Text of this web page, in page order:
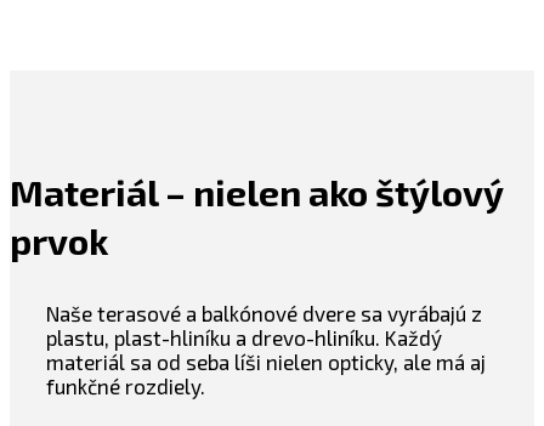
Materiál – nielen ako štýlový
prvok
Naše terasové a balkónové dvere sa vyrábajú z
plastu, plast-hliníku a drevo-hliníku. Každý
materiál sa od seba líši nielen opticky, ale má aj
funkčné rozdiely.